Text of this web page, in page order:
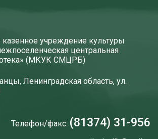
учреждение культуры
центральная
(МКУК СМЦРБ)
Ленинградская область, ул.
Телефон/факс: (81374) 31-956